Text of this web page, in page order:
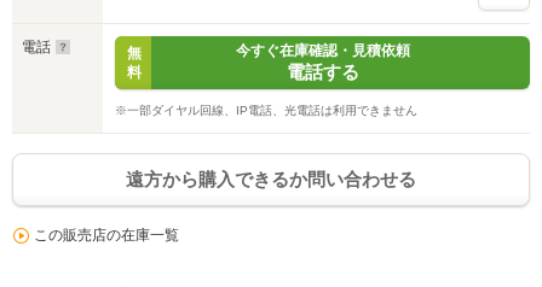
電話
無
料
今すぐ在庫確認・見積依頼
電話する
※一部ダイヤル回線、IP電話、光電話は利用できません
遠方から購入できるか問い合わせる
この販売店の在庫一覧